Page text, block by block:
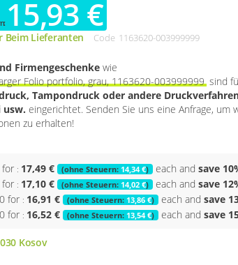
15,93 €
Beim Lieferanten Code 1163620-003999999
Firmengeschenke wie
Folio portfolio, grau, 1163620-003999999 sind
Tampondruck oder andere
usw. eingerichtet. Senden Sie uns eine Anfrage, um
zu erhalten!
for 17,49 € 14,34 € each andsave 10
for 17,10 € 14,02 € each andsave 12
for 16,91 € 13,86 € each andsave
for 16,52 € 13,54 € each andsave
Kosov